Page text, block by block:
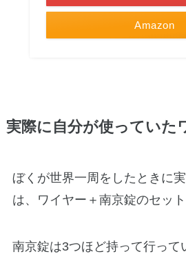
Amazon
実際に自分が使っていた
ぼくが世界一周をしたときに
は、ワイヤー＋南京錠のセット
南京錠は3つほど持って行って